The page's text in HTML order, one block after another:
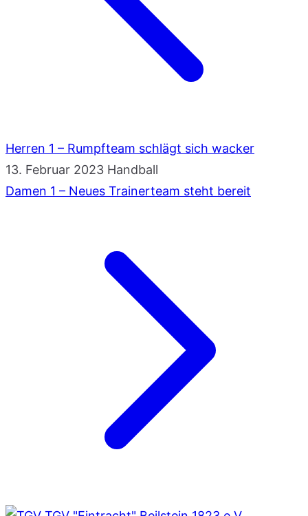
Herren 1 – Rumpfteam schlägt sich wacker
13. Februar 2023 Handball
Damen 1 – Neues Trainerteam steht bereit